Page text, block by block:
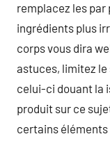
remplacez les par
ingrédients plus
corps vous dira
astuces, limitez le
celui-ci douant la
produit sur ce
certains éléments